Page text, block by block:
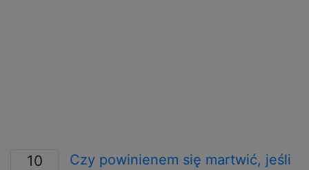
10
Czy powinienem się martwić, jeśli